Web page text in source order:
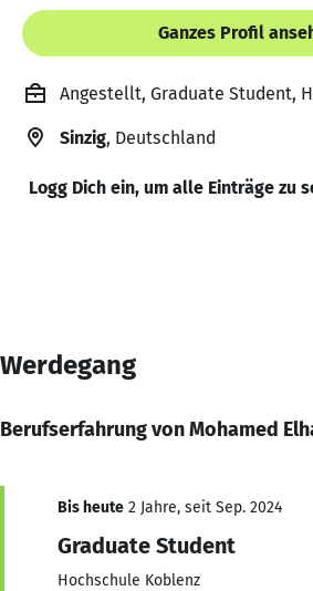
Ganzes Profil
Angestellt, Graduate Student,
Sinzig, Deutschland
Logg Dich ein, um alle Einträge zu
Werdegang
Berufserfahrung von Mohamed
Bis heute 2 Jahre, seit Sep. 2024
Graduate Student
Hochschule Koblenz